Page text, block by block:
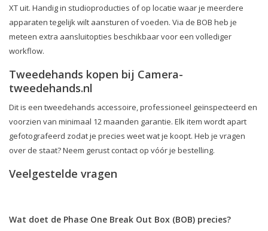
XT uit. Handig in studioproducties of op locatie waar je meerdere
apparaten tegelijk wilt aansturen of voeden. Via de BOB heb je
meteen extra aansluitopties beschikbaar voor een vollediger
workflow.
Tweedehands kopen bij Camera-
tweedehands.nl
Dit is een tweedehands accessoire, professioneel geïnspecteerd en
voorzien van minimaal 12 maanden garantie. Elk item wordt apart
gefotografeerd zodat je precies weet wat je koopt. Heb je vragen
over de staat? Neem gerust contact op vóór je bestelling.
Veelgestelde vragen
Wat doet de Phase One Break Out Box (BOB) precies?